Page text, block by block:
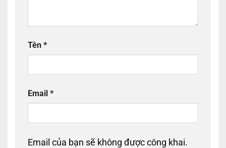
Tên *
Email *
Email của bạn sẽ không được công khai.